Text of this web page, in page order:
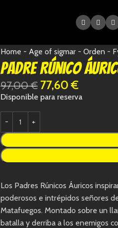
Home - Age of sigmar- Orden-
Padre Rúnico
97,00€ 77,60 €
Disponible para reserva
Los Padres Rúnicos Áuricos
poderosos e intrépidos señores
Matafuegos. Montado sobre un
batalla y derriba a los enemigos